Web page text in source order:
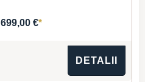
699,00 €*
DETALII